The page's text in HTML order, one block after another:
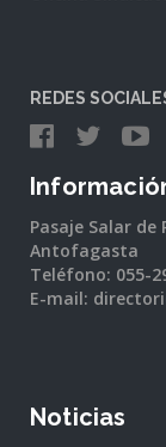
REDES
Pasaje Salar de
Antofagasta
Teléfono: 055-
E-mail:
Noticias